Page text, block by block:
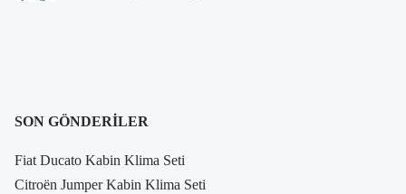
SON GÖNDERILER
Fiat Ducato Kabin Klima Seti
Citroën Jumper Kabin Klima Seti